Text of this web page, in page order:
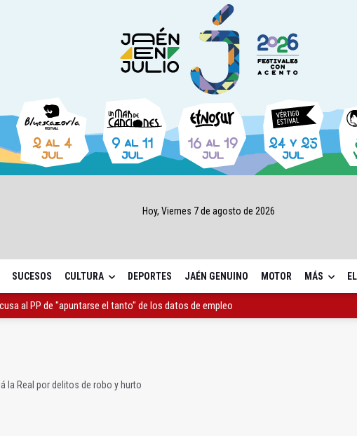
Hoy, Viernes 7 de agosto de 2026
SUCESOS CULTURA DEPORTES JAÉN GENUINO MOTOR MÁS
de las Letras trae a Jaén al filósofo Omar Linares
la Real por delitos de robo y hurto